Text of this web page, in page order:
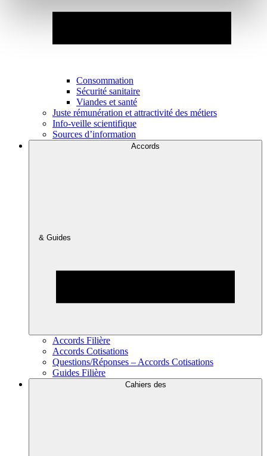
Consommation
Sécurité sanitaire
Viandes et santé
Juste rémunération et attractivité des métiers
Info-veille scientifique
Sources d’information
Accords
& Guides
Accords Filière
Accords Cotisations
Questions/Réponses – Accords Cotisations
Guides Filière
Cahiers des